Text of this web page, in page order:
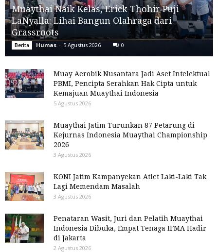
Muaythai Naik Kelas, Erick Thohir Puji
LaNyalla: Lihai Bangun Olahraga dari
Grassroots
Berita Humas - 5 Agustus 2026 0
Muay Aerobik Nusantara Jadi Aset Intelektual
PBMI, Pencipta Serahkan Hak Cipta untuk
Kemajuan Muaythai Indonesia
5 Agustus 2026
Muaythai Jatim Turunkan 87 Petarung di
Kejurnas Indonesia Muaythai Championship
2026
3 Agustus 2026
KONI Jatim Kampanyekan Atlet Laki-Laki Tak
Lagi Memendam Masalah
3 Agustus 2026
Penataran Wasit, Juri dan Pelatih Muaythai
Indonesia Dibuka, Empat Tenaga IFMA Hadir
di Jakarta
2 Agustus 2026